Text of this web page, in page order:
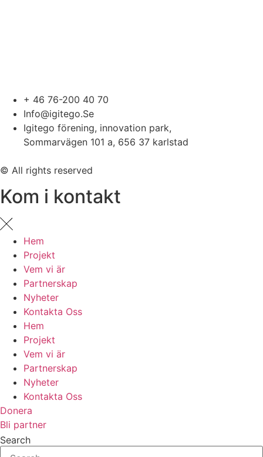
+ 46 76-200 40 70
Info@igitego.Se
Igitego förening, innovation park,
Sommarvägen 101 a, 656 37 karlstad
© All rights reserved
Kom i kontakt
Hem
Projekt
Vem vi är
Partnerskap
Nyheter
Kontakta Oss
Hem
Projekt
Vem vi är
Partnerskap
Nyheter
Kontakta Oss
Donera
Bli partner
Search